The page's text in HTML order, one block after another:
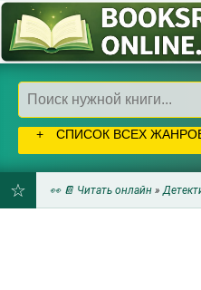
СПИСОК ВСЕХ
👀 📔 Читать онлайн »